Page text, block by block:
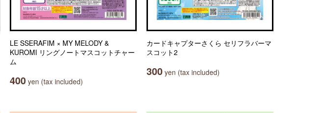
LE SSERAFIM × MY MELODY &
KUROMI リングノートマスコットチャー
ム
400 yen (tax included)
カードキャプターさくら セリフラバーマ
スコット2
300 yen (tax included)